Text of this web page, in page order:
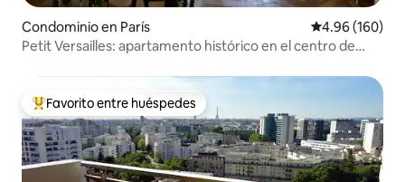
Condominio en París Calificación
4.96 (160)
Petit Versailles: apartamento histórico en el centro de
De los mejores en Favorito entre huéspedes
Favorito entre huéspedes